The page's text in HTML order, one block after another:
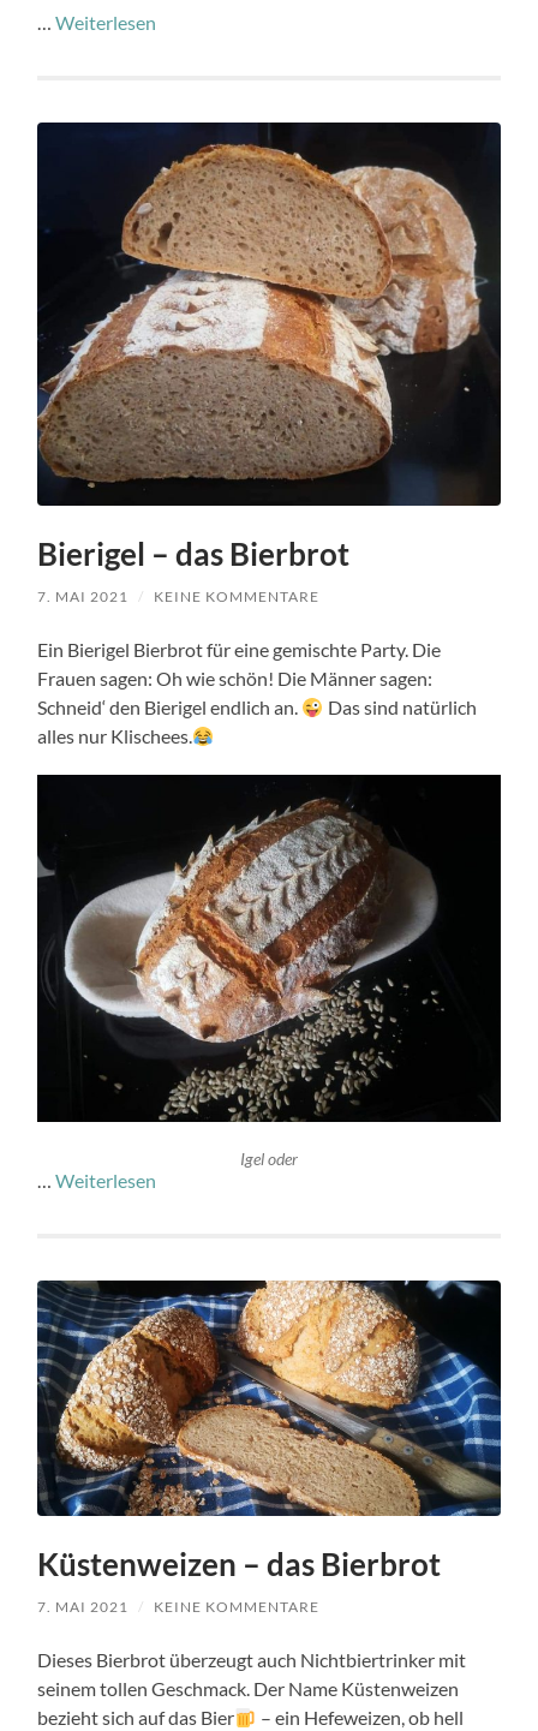
…Weiterlesen
Bierigel – das Bierbrot
7. MAI 2021 / KEINE KOMMENTARE
Ein Bierigel Bierbrot für eine gemischte Party. Die
Frauen sagen: Oh wie schön! Die Männer sagen:
Schneid‘ den Bierigel endlich an.
Das sind natürlich
alles nur Klischees.
Igel oder
…Weiterlesen
Küstenweizen – das Bierbrot
7. MAI 2021 / KEINE KOMMENTARE
Dieses Bierbrot überzeugt auch Nichtbiertrinker mit
seinem tollen Geschmack. Der Name Küstenweizen
bezieht sich auf das Bier
– ein Hefeweizen, ob hell